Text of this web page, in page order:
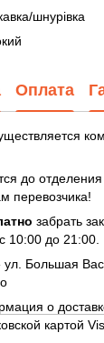
шнурівка
Оплата
до
перевозчика!
забрать
10:00 до 21:00.
Большая
о
картой